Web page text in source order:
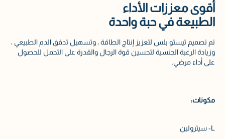
أقوى معززات الأداء
الطبيعة في حبة واحدة
تم تصميم تيستو بلس لتعزيز إنتاج الطاقة ، وتسهيل تدفق الدم الطبيعي ،
وزيادة الرغبة الجنسية لتحسين قوة الرجال والقدرة على التحمل للحصول
على أداء مرضي.
مكونات:
L- سيترولين